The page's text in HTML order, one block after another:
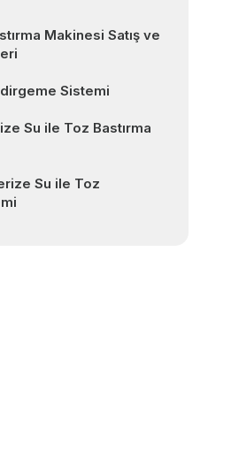
Makinesi Satış ve
Sistemi
Su ile Toz Bastırma
Su ile Toz